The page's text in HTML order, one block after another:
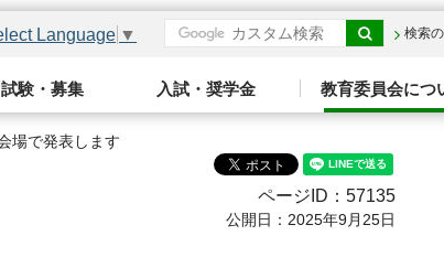
Language ▼ 検索
験・募集 入試・奨学金 教育委員会につ
場で発表します
ページID：57135
公開日：2025年9月25日